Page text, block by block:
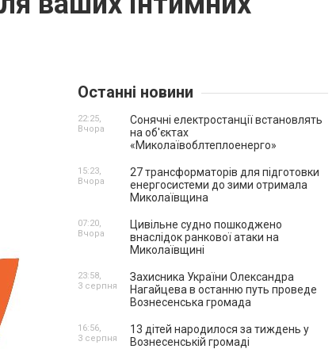
Останні новини
Сонячні електростанції встановлять
на об'єктах
«Миколаївоблтеплоенерго»
22:25,
Вчора
27 трансформаторів для підготовки
енергосистеми до зими отримала
Миколаївщина
15:23,
Вчора
Цивільне судно пошкоджено
внаслідок ранкової атаки на
Миколаївщині
07:20,
Вчора
Захисника України Олександра
Нагайцева в останню путь проведе
Вознесенська громада
23:58,
3 серпня
13 дітей народилося за тиждень у
Вознесенській громаді
16:56,
3 серпня